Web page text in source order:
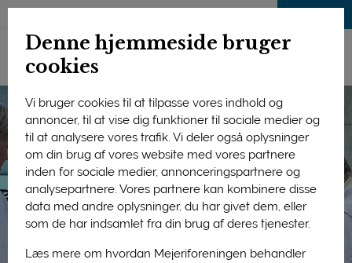
Denne hjemmeside bruger
cookies
Vi bruger cookies til at tilpasse vores indhold og
annoncer, til at vise dig funktioner til sociale medier og
til at analysere vores trafik. Vi deler også oplysninger
om din brug af vores website med vores partnere
inden for sociale medier, annonceringspartnere og
analysepartnere. Vores partnere kan kombinere disse
data med andre oplysninger, du har givet dem, eller
som de har indsamlet fra din brug af deres tjenester.
Læs mere om hvordan Mejeriforeningen behandler